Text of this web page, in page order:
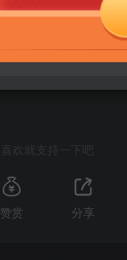
拒绝任何人以任何
THE END
喜欢就支持一下吧
赞赏 分享